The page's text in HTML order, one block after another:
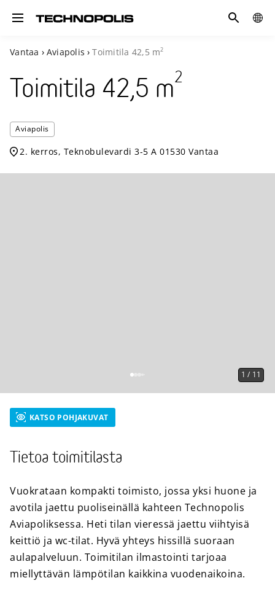
Toggle navigation
Hae
Vantaa › Aviapolis › Toimitila 42,5 m2
Toimitila 42,5 m2
Aviapolis
Aviapolis
2. kerros, Teknobulevardi 3-5 A 01530 Vantaa
1 / 11
KATSO POHJAKUVAT
Tietoa toimitilasta
Vuokrataan kompakti toimisto, jossa yksi huone ja
avotila jaettu puoliseinällä kahteen Technopolis
Aviapoliksessa. Heti tilan vieressä jaettu viihtyisä
keittiö ja wc-tilat. Hyvä yhteys hissillä suoraan
aulapalveluun. Toimitilan ilmastointi tarjoaa
miellyttävän lämpötilan kaikkina vuodenaikoina.